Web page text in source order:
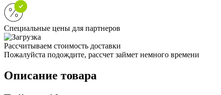
Специальные цены для партнеров
Рассчитываем стоимость доставки
Пожалуйста подождите, рассчет займет немного времени
Описание товара